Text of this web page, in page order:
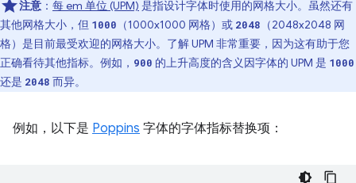
注意 ： 每 em 单位 (UPM) 是指设计字体时使用的网格大小。虽然还有
其他网格大小，但 1000 （1000x1000 网格）或 2048
（2048x2048 网
格）是目前最受欢迎的网格大小。了解 UPM 非常重要，因为这有助于您
正确看待其他指标。例如， 900 的上升高度的含义因字体的 UPM 是 1000
还是 2048 而异。
例如，以下是 Poppins 字体的字体指标替换项：